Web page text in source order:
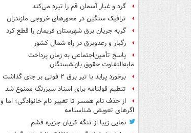
گرد و غبار آسمان قم را تیره می‌کند
ترافیک سنگین در محورهای خروجی مازندران
گربه جریان برق شهرستان فریمان را قطع کرد
رگبار و رعدوبرق در راه شمال کشور
پاسخ تأمین‌اجتماعی به زمان پرداخت
مابه‌التفاوت حقوق بازنشستگان
برخورد پراید با تیر برق ۲ فوتی بر جای گذاشت
تنظیم قولنامه برای اسناد سبزرنگ ممنوع شد
از حذف نام همسر تا تغییر نام خانوادگی؛ اما و
اگرهای تعویض شناسنامه
نمایی زیبا از تنگه کریان جزیره قشم